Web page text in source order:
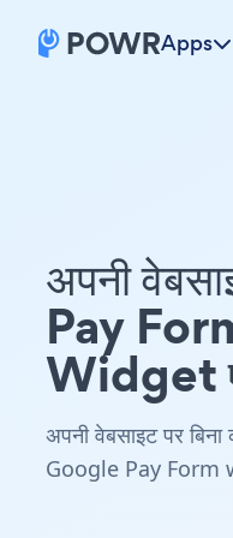
Apps
अपनी
Pay
Widget
अपनी वेबसाइट पर
Google Pay Form